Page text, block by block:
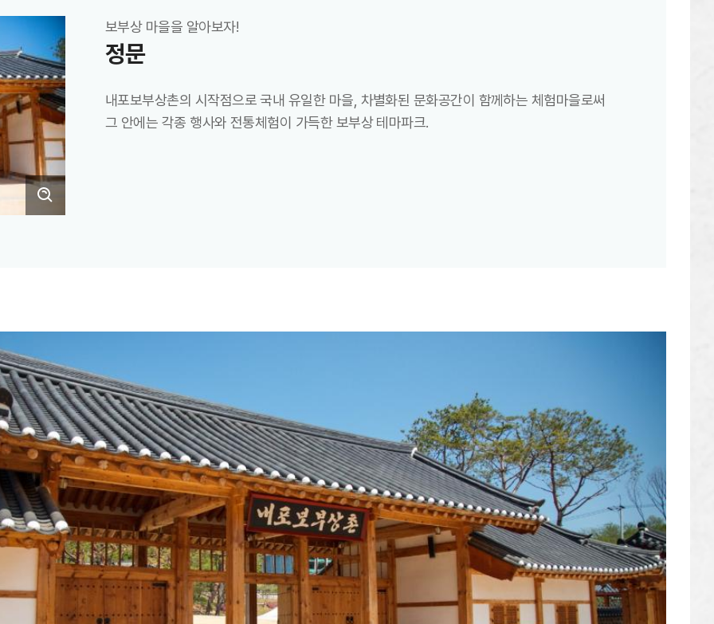
보부상 마을을 알아보자!
정문
내포보부상촌의 시작점으로 국내 유일한 마을, 차별화된 문화공간이 함께하는 체험마을로써
그 안에는 각종 행사와 전통체험이 가득한 보부상 테마파크.